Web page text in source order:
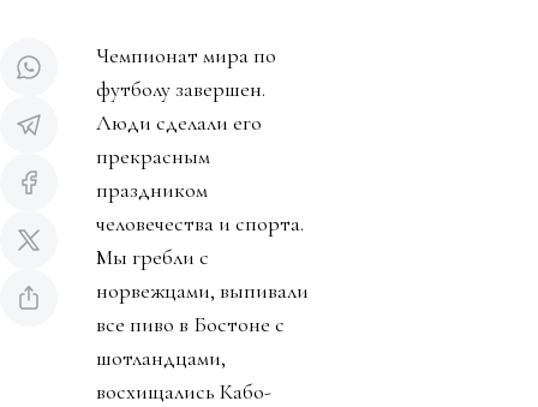
Чемпионат мира по
футболу завершен.
Люди сделали его
прекрасным
праздником
человечества и спорта.
Мы гребли с
норвежцами, выпивали
все пиво в Бостоне с
шотландцами,
восхищались Кабо-